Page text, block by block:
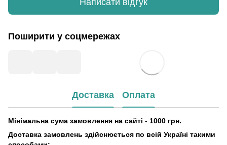
Написати відгук
Поширити у соцмережах
Доставка Оплата
Мінімальна сума замовлення на сайті - 1000 грн.
Доставка замовлень здійснюється по всій Україні такими